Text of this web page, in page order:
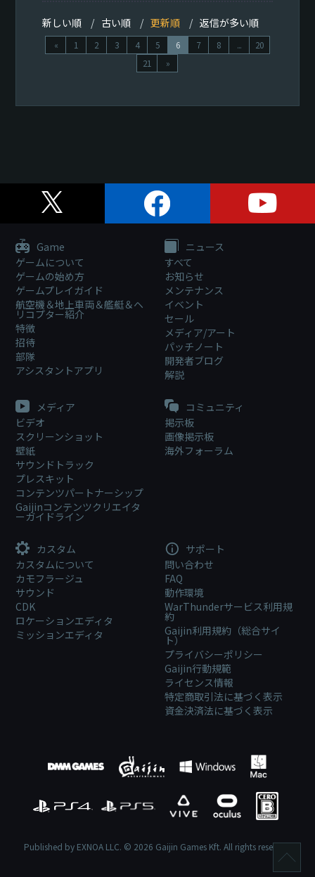
新しい順 古い順 更新順 返信が多い順
« 1 2 3 4 5 6 7 8 ...
20
21
»
Game
ゲームについて
ゲームの始め方
ゲームプレイガイド
航空機＆地上車両＆艦艇＆ヘ
リコプター紹介
特徴
招待
部隊
アシスタントアプリ
ニュース
すべて
お知らせ
メンテナンス
イベント
セール
メディア/アート
パッチノート
開発者ブログ
解説
メディア
ビデオ
スクリーンショット
壁紙
サウンドトラック
プレスキット
コンテンツパートナーシップ
Gaijinコンテンツクリエイタ
ーガイドライン
コミュニティ
掲示板
画像掲示板
海外フォーラム
カスタム
カスタムについて
カモフラージュ
サウンド
CDK
ロケーションエディタ
ミッションエディタ
サポート
問い合わせ
FAQ
動作環境
WarThunderサービス利用規
約
Gaijin利用規約（総合サイ
ト）
プライバシーポリシー
Gaijin行動規範
ライセンス情報
特定商取引法に基づく表示
資金決済法に基づく表示
Published by EXNOA LLC. © 2026 Gaijin Games Kft. All rights reserved.